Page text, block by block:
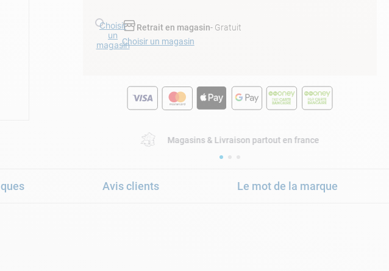
Choisir
un
magasin
Retrait en magasin- Gratuit
Choisir un magasin
Magasins & Livraison partout en france
Avis clients Le mot de la marque